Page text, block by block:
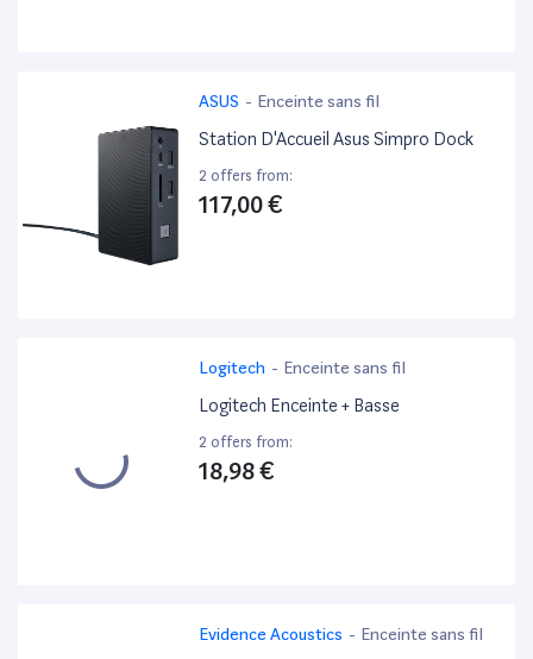
ASUS - Enceinte sans fil
Station D'Accueil Asus Simpro Dock
2 offers from:
117,00 €
Logitech - Enceinte sans fil
Logitech Enceinte + Basse
2 offers from:
18,98 €
Evidence Acoustics - Enceinte sans fil